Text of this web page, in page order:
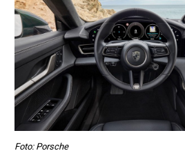
Foto: Porsche